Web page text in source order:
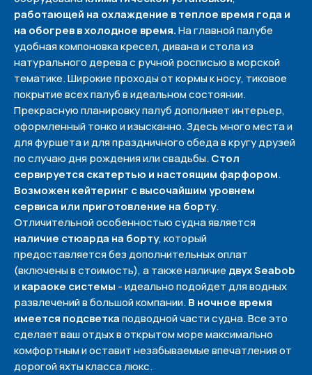
работающей на охлаждение в теплое время года и
на обогрев в холодное время.На главной палубе
удобная компоновка кресел, дивана и стола из
натурального дерева с ручной росписью в морской
тематике. Широкие проходы от кормы к носу, тиковое
покрытие всех палуб в идеальном состоянии.
Прекрасную планировку палуб дополняет интерьер,
оформленный тонко и изысканно. Здесь много места и
для фуршета и для праздничного обеда в кругу друзей
по случаю дня рождения или свадьбы.Стол
сервируется скатертью и настоящим фарфором.
Возможен кейтеринг с высочайшим уровнем
сервиса или приготовление на борту.
Отличительной особенностью судна является
наличие стюарда на борту, который
предоставляется без дополнительных оплат
(включены в стоимость), а также наличие двух Seabob
икараоке системы - идеально подойдет для водных
развлечений в большой компании.В ночное время
имеется подсветкаподводной части судна. Все это
сделает ваш отдых в открытом море максимально
комфортным и оставит незабываемые впечатления от
дорогой яхты класса люкс.